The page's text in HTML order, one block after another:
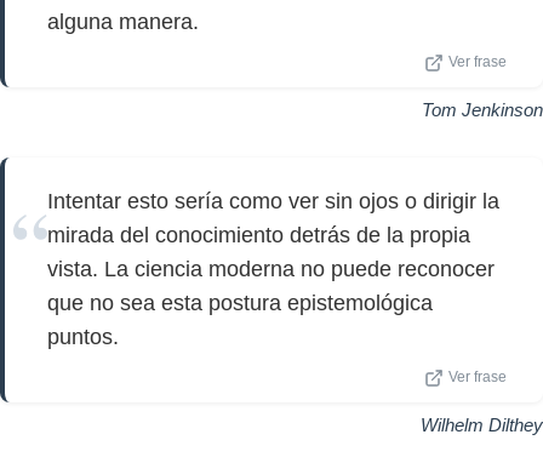
alguna manera.
Ver frase
Tom Jenkinson
Intentar esto sería como ver sin ojos o dirigir la
mirada del conocimiento detrás de la propia
vista. La ciencia moderna no puede reconocer
que no sea esta postura epistemológica
puntos.
Ver frase
Wilhelm Dilthey